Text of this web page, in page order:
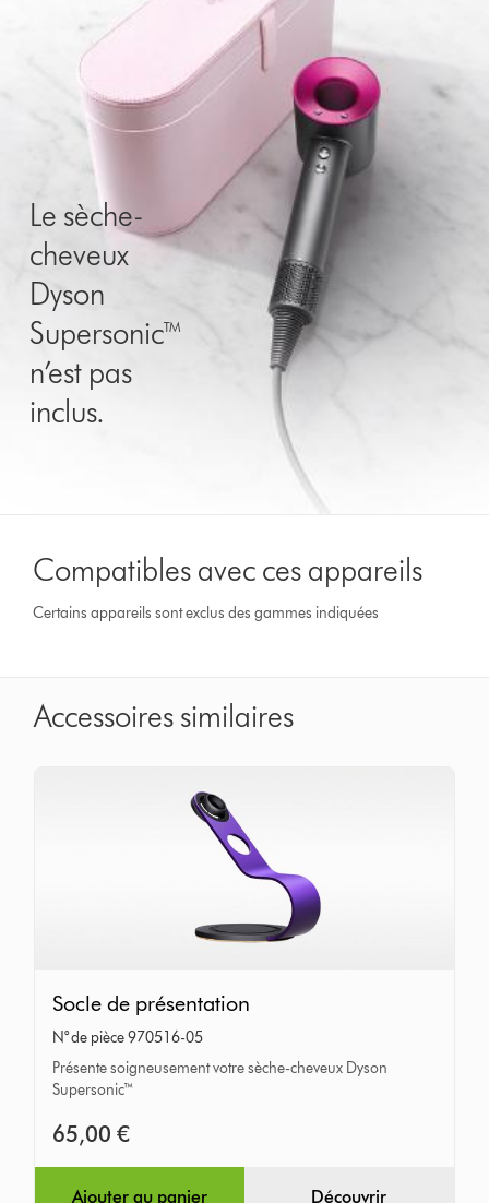
Le sèche-
cheveux
Dyson
Supersonic™
n’est pas
inclus.
Compatibles avec ces appareils
Certains appareils sont exclus des gammes indiquées
Accessoires similaires
de
présentation
Socle de présentation
N° de pièce 970516-05
Présente soigneusement votre sèche-cheveux Dyson
Supersonic™
65,00 €
Ajouter au panier Découvrir